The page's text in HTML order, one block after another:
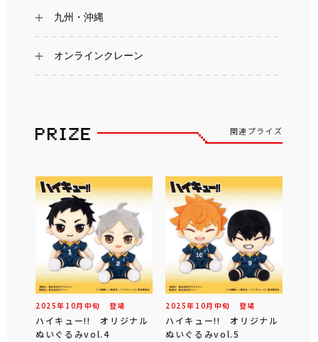
九州・沖縄
オンラインクレーン
関連プライズ
2025年 10月 中旬 登場
ハイキュー!! オリジナル
ぬいぐるみvol.4
2025年 10月 中旬 登場
ハイキュー!! オリジナル
ぬいぐるみvol.5